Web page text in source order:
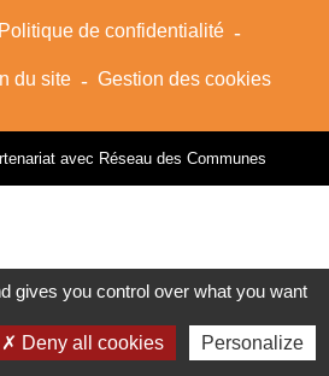
Politique de confidentialité -
du site - Gestion des cookies
avec Réseau des Communes
gives you control over what you want
Deny all cookies Personalize